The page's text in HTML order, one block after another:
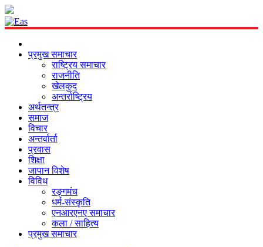
प्रमुख समाचार
राष्ट्रिय समाचार
राजनीति
खेलकुद
अन्तर्राष्ट्रिय
अर्थतन्त्र
समाज
विचार
अन्तर्वार्ता
प्रवास
शिक्षा
जापान विशेष
विविध
रङ्गमंच
धर्म-संस्कृति
एनआरएनए समाचार
कला / साहित्य
प्रमुख समाचार